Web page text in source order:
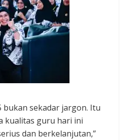
bukan sekadar jargon. Itu
kualitas guru hari ini
dan berkelanjutan,”